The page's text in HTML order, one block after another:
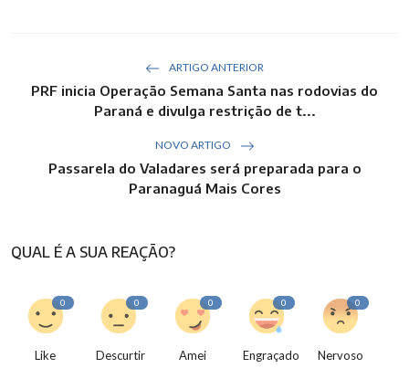
ARTIGO ANTERIOR
PRF inicia Operação Semana Santa nas rodovias do
Paraná e divulga restrição de t...
NOVO ARTIGO
Passarela do Valadares será preparada para o
Paranaguá Mais Cores
QUAL É A SUA REAÇÃO?
0
Like
0
Descurtir
0
Amei
0
Engraçado
0
Nervoso